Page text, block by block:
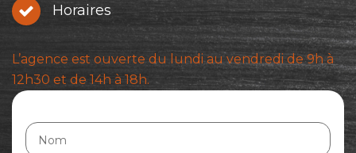
Horaires
L’agence est ouverte du lundi au vendredi de 9h à
12h30 et de 14h à 18h.